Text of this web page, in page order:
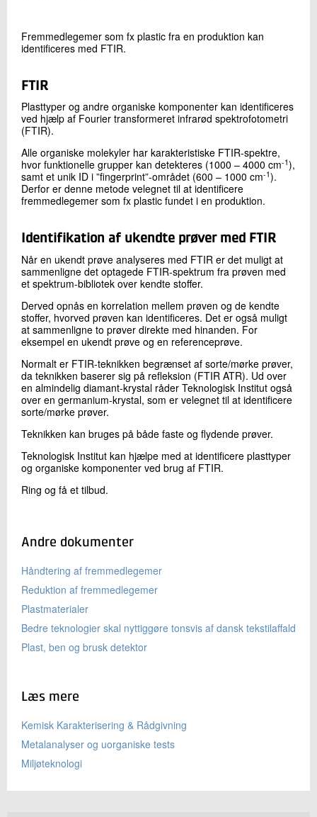
LinkedIn
Skriv til mig
Fremmedlegemer som fx plastic fra en produktion kan
identificeres med FTIR.
FTIR
Plasttyper og andre organiske komponenter kan identificeres
ved hjælp af Fourier transformeret infrarød spektrofotometri
(FTIR).
Alle organiske molekyler har karakteristiske FTIR-spektre,
hvor funktionelle grupper kan detekteres (1000 – 4000 cm-1),
samt et unik ID i ”fingerprint”-området (600 – 1000 cm-1).
Derfor er denne metode velegnet til at identificere
fremmedlegemer som fx plastic fundet i en produktion.
Identifikation af ukendte prøver med FTIR
Når en ukendt prøve analyseres med FTIR er det muligt at
sammenligne det optagede FTIR-spektrum fra prøven med
et spektrum-bibliotek over kendte stoffer.
Derved opnås en korrelation mellem prøven og de kendte
stoffer, hvorved prøven kan identificeres. Det er også muligt
at sammenligne to prøver direkte med hinanden. For
eksempel en ukendt prøve og en referenceprøve.
Normalt er FTIR-teknikken begrænset af sorte/mørke prøver,
da teknikken baserer sig på refleksion (FTIR ATR). Ud over
en almindelig diamant-krystal råder Teknologisk Institut også
over en germanium-krystal, som er velegnet til at identificere
sorte/mørke prøver.
Teknikken kan bruges på både faste og flydende prøver.
Teknologisk Institut kan hjælpe med at identificere plasttyper
og organiske komponenter ved brug af FTIR.
Ring og få et tilbud.
Andre dokumenter
Håndtering af fremmedlegemer
Reduktion af fremmedlegemer
Plastmaterialer
Bedre teknologier skal nyttiggøre tonsvis af dansk tekstilaffald
Plast, ben og brusk detektor
Læs mere
Kemisk Karakterisering & Rådgivning
Metalanalyser og uorganiske tests
Miljøteknologi